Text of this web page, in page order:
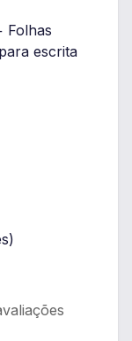
Folhas
escrita